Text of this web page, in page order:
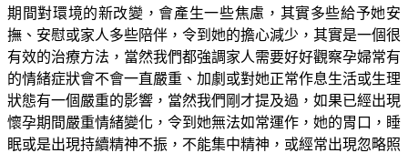
期間對環境的新改變，會產生一些焦慮，其實多些給予她安
撫、安慰或家人多些陪伴，令到她的擔心減少，其實是一個很
有效的治療方法，當然我們都強調家人需要好好觀察孕婦常有
的情緒症狀會不會一直嚴重、加劇或對她正常作息生活或生理
狀態有一個嚴重的影響，當然我們剛才提及過，如果已經出現
懷孕期間嚴重情緒變化，令到她無法如常運作，她的胃口，睡
眠或是出現持續精神不振，不能集中精神，或經常出現忽略照